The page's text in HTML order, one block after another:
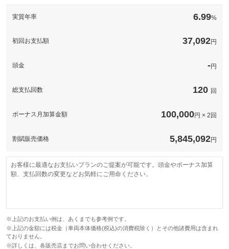
このパックの見積もり依頼（無料）
実質年率 6.99%
初回お支払額 37,092円
頭金 -円
総支払回数 120 回
ボーナス月加算金額 100,000円 × 2回
割賦販売価格 5,845,092円
お客様に最適なお支払いプランのご提案が可能です。頭金やボーナス加算
額、支払回数の変更などお気軽にご用命ください。
※上記のお支払い例は、あくまでも参考例です。
※上記の金額には税金（車両本体価格(税込)の消費税除く）とその他諸費用は含まれ
ておりません。
※詳しくは、各販売店までお問い合わせください。